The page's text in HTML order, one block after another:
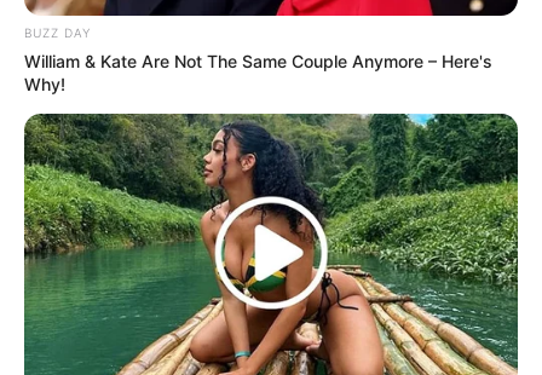
BUZZ DAY
William & Kate Are Not The Same Couple Anymore – Here's
Why!